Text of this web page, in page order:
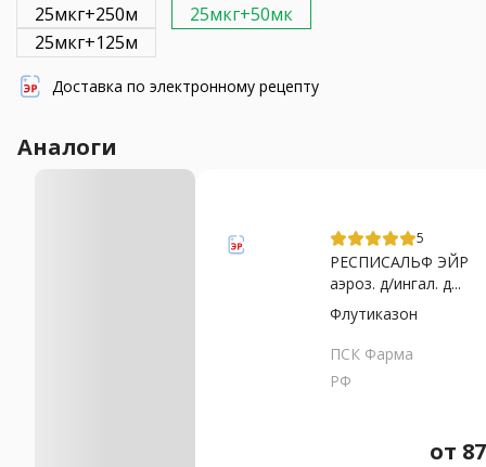
25мкг+250м
25мкг+50мк
25мкг+125м
Доставка по электронному рецепту
Аналоги
5
РЕСПИСАЛЬФ ЭЙР
аэроз. д/ингал. д...
Флутиказон
ПСК Фарма
РФ
от